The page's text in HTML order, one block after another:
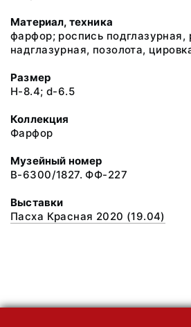
Материал, техника
фарфор; роспись подглазурная,
надглазурная, позолота,
Размер
H-8.4; d-6.5
Коллекция
Фарфор
Музейный номер
В-6300/1827. ФФ-227
Выставки
Пасха Красная 2020 (19.04)